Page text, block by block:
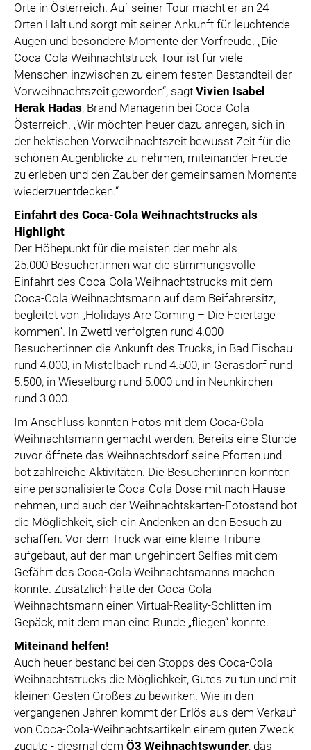
Orte in Österreich. Auf seiner Tour macht er an 24
Orten Halt und sorgt mit seiner Ankunft für leuchtende
Augen und besondere Momente der Vorfreude. „Die
Coca-Cola Weihnachtstruck-Tour ist für viele
Menschen inzwischen zu einem festen Bestandteil der
Vorweihnachtszeit geworden“, sagt Vivien Isabel
Herak Hadas, Brand Managerin bei Coca-Cola
Österreich. „Wir möchten heuer dazu anregen, sich in
der hektischen Vorweihnachtszeit bewusst Zeit für die
schönen Augenblicke zu nehmen, miteinander Freude
zu erleben und den Zauber der gemeinsamen Momente
wiederzuentdecken.“
Einfahrt des Coca-Cola Weihnachtstrucks als
Highlight
Der Höhepunkt für die meisten der mehr als
25.000 Besucher:innen war die stimmungsvolle
Einfahrt des Coca-Cola Weihnachtstrucks mit dem
Coca-Cola Weihnachtsmann auf dem Beifahrersitz,
begleitet von „Holidays Are Coming – Die Feiertage
kommen“. In Zwettl verfolgten rund 4.000
Besucher:innen die Ankunft des Trucks, in Bad Fischau
rund 4.000, in Mistelbach rund 4.500, in Gerasdorf rund
5.500, in Wieselburg rund 5.000 und in Neunkirchen
rund 3.000.
Im Anschluss konnten Fotos mit dem Coca-Cola
Weihnachtsmann gemacht werden. Bereits eine Stunde
zuvor öffnete das Weihnachtsdorf seine Pforten und
bot zahlreiche Aktivitäten. Die Besucher:innen konnten
eine personalisierte Coca-Cola Dose mit nach Hause
nehmen, und auch der Weihnachtskarten-Fotostand bot
die Möglichkeit, sich ein Andenken an den Besuch zu
schaffen. Vor dem Truck war eine kleine Tribüne
aufgebaut, auf der man ungehindert Selfies mit dem
Gefährt des Coca-Cola Weihnachtsmanns machen
konnte. Zusätzlich hatte der Coca-Cola
Weihnachtsmann einen Virtual-Reality-Schlitten im
Gepäck, mit dem man eine Runde „fliegen“ konnte.
Miteinand helfen!
Auch heuer bestand bei den Stopps des Coca-Cola
Weihnachtstrucks die Möglichkeit, Gutes zu tun und mit
kleinen Gesten Großes zu bewirken. Wie in den
vergangenen Jahren kommt der Erlös aus dem Verkauf
von Coca-Cola-Weihnachtsartikeln einem guten Zweck
zugute - diesmal dem Ö3 Weihnachtswunder, das